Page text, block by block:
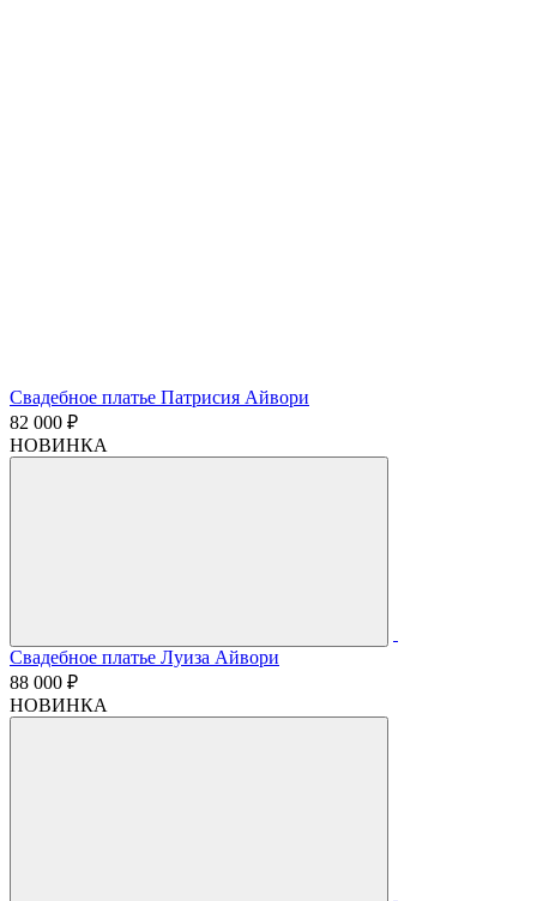
Свадебное платье Патрисия Айвори
82 000 ₽
НОВИНКА
Свадебное платье Луиза Айвори
88 000 ₽
НОВИНКА